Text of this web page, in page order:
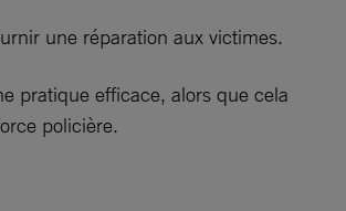
une réparation aux victimes.
pratique efficace, alors que cela
policière.